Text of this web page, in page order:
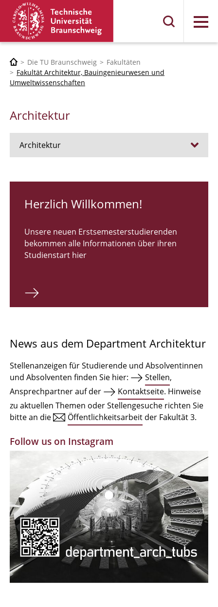
Menü
Die TU Braunschweig
Fakultäten
Fakultät Architektur, Bauingenieurwesen und
Umweltwissenschaften
Architektur
Architektur
RUNDGANG 26
Bachelor Architektur
Master Architektur
Qualifikationsprofil
Institute
Einrichtungen
Zeichensäle
MBW | Modellbauwerkstatt
Alumni | cloud club
Dokumente und Downloads
Herzlich Willkommen!
Unsere neuen Erstsemesterstudierenden
bekommen alle Informationen über ihren
Studienstart hier
News aus dem Department Architektur
Stellenanzeigen für Studierende und Absolventinnen
und Absolventen finden Sie hier:
Stellen,
Ansprechpartner auf der
Kontaktseite. Hinweise
zu aktuellen Themen oder Stellengesuche richten Sie
bitte an die
Öffentlichkeitsarbeit der Fakultät 3.
Follow us on Instagram